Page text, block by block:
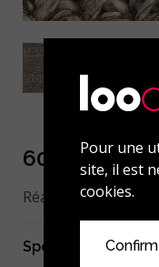
608-001-
Réalisation sur
Spécifications
Pour une
site, il est
cookies.